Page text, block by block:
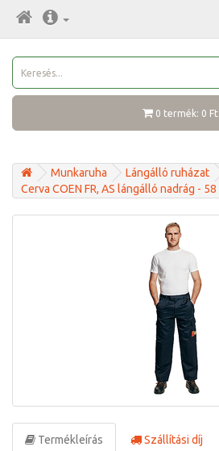
0 termék: 0 Ft
Munkaruha
Lángálló ruházat
Cerva COEN FR, AS lángálló nadrág - 58
Termékleírás Szállítási díj